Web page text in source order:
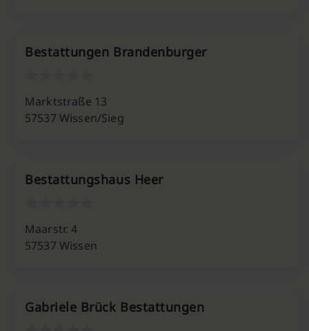
Bestattungen Brandenburger
Marktstraße 13
57537 Wissen/Sieg
Bestattungshaus Heer
Maarstr. 4
57537 Wissen
Gabriele Brück Bestattungen